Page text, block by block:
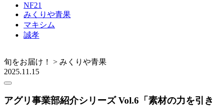
NF21
みくりや青果
マキシム
誠孝
旬をお届け！ > みくりや青果
2025.11.15
アグリ事業部紹介シリーズ Vol.6「素材の力を引き